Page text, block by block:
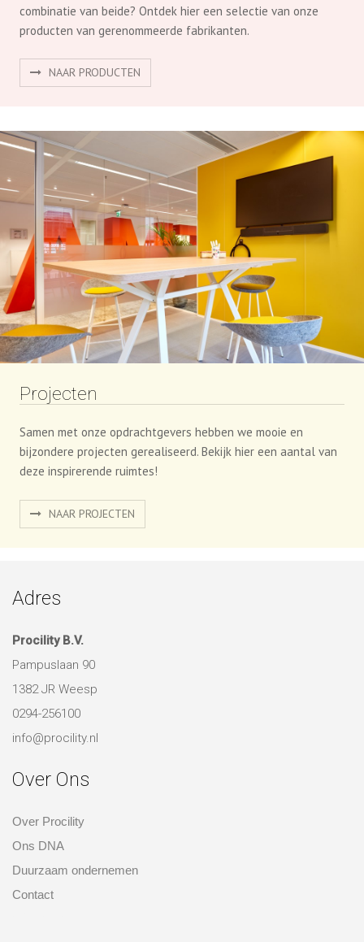
combinatie van beide? Ontdek hier een selectie van onze
producten van gerenommeerde fabrikanten.
NAAR PRODUCTEN
Projecten
Samen met onze opdrachtgevers hebben we mooie en
bijzondere projecten gerealiseerd. Bekijk hier een aantal van
deze inspirerende ruimtes!
NAAR PROJECTEN
Adres
Procility B.V.
Pampuslaan 90
1382 JR Weesp
0294-256100
info@procility.nl
Over Ons
Over Procility
Ons DNA
Duurzaam ondernemen
Contact